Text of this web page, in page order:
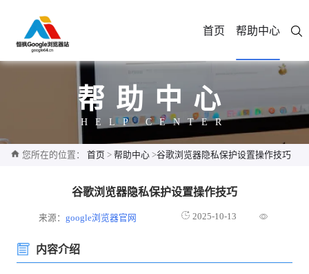
首页 帮助中心
帮助中心
HELP CENTER
您所在的位置： 首页 > 帮助中心 >谷歌浏览器隐私保护设置操作技巧
谷歌浏览器隐私保护设置操作技巧
来源：google浏览器官网 2025-10-13
内容介绍